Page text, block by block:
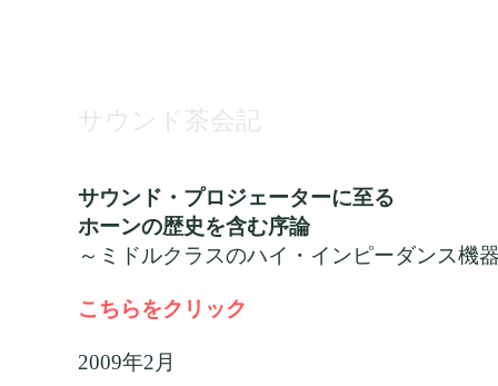
サウンド茶会記
サウンド・プロジェーターに至る
ホーンの歴史を含む序論
～ミドルクラスのハイ・インピーダンス機
こちらをクリック
2009年2月